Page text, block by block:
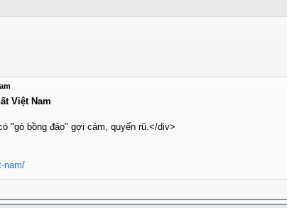
Việt Nam
"gò bồng đảo" gợi cảm, quyến rũ.</div>
nam/